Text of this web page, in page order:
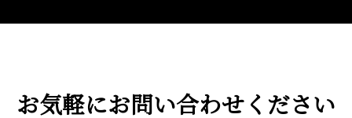
お気軽にお問い合わせください